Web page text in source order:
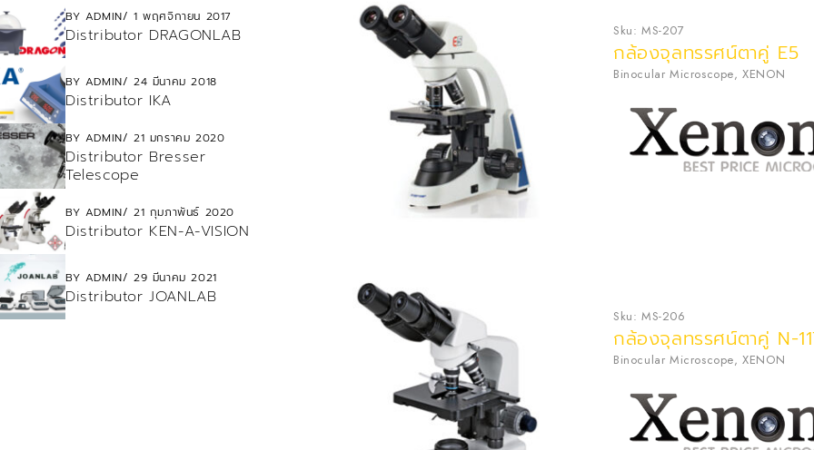
BY ADMIN 1 พฤศจิกายน 2017
Distributor DRAGONLAB
BY ADMIN 24 มีนาคม 2018
Distributor IKA
BY ADMIN 21 มกราคม 2020
Distributor Bresser
Telescope
BY ADMIN 21 กุมภาพันธ์ 2020
Distributor KEN-A-VISION
BY ADMIN 29 มีนาคม 2021
Distributor JOANLAB
Sku: MS-207
กล้องจุลทรรศน์ตาคู่ E5
Binocular Microscope,XENON
Sku: MS-206
กล้องจุลทรรศน์ตาคู่ N-
Binocular Microscope,XENON